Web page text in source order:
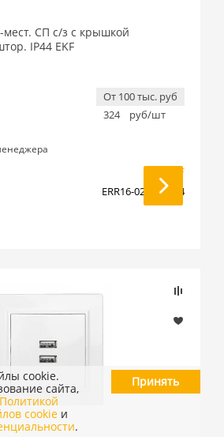
мест. СП с/з с крышкой
IP44 EKF
От 100 тыс. руб
324
руб/шт
EKF
ERR16-029-100-44
cookie.
сайта,
Политикой
cookie и
.
Принять